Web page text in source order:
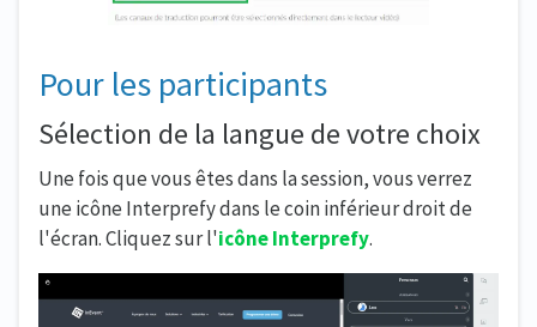
Pour les participants
Sélection de la langue de votre choix
Une fois que vous êtes dans la session, vous verrez
une icône Interprefy dans le coin inférieur droit de
l'écran. Cliquez sur l'icône Interprefy.